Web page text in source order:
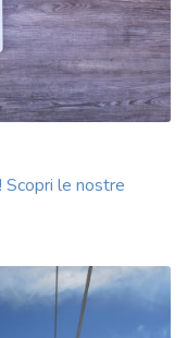
Scopri le nostre